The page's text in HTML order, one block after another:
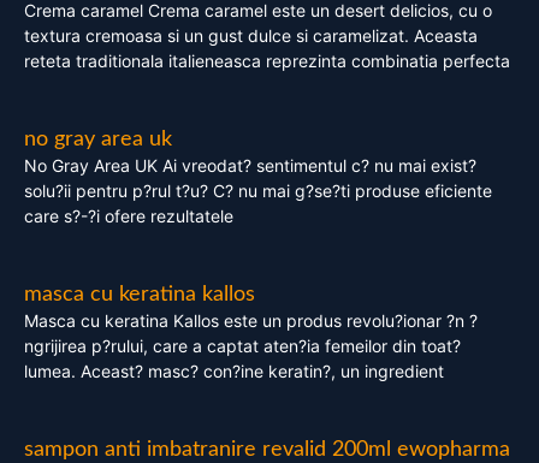
Crema caramel Crema caramel este un desert delicios, cu o
textura cremoasa si un gust dulce si caramelizat. Aceasta
reteta traditionala italieneasca reprezinta combinatia perfecta
no gray area uk
No Gray Area UK Ai vreodat? sentimentul c? nu mai exist?
solu?ii pentru p?rul t?u? C? nu mai g?se?ti produse eficiente
care s?-?i ofere rezultatele
masca cu keratina kallos
Masca cu keratina Kallos este un produs revolu?ionar ?n ?
ngrijirea p?rului, care a captat aten?ia femeilor din toat?
lumea. Aceast? masc? con?ine keratin?, un ingredient
sampon anti imbatranire revalid 200ml ewopharma